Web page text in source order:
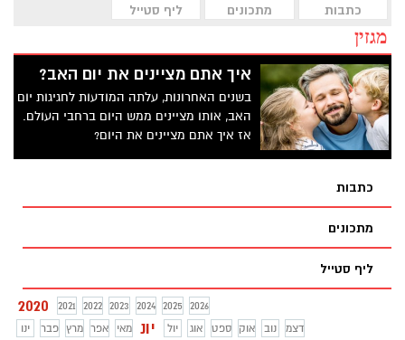
כתבות מתכונים ליף סטייל
מגזין
איך אתם מציינים את יום האב?
בשנים האחרונות, עלתה המודעות לחגיגות יום
האב, אותו מציינים ממש היום ברחבי העולם.
אז איך אתם מציינים את היום?
כתבות
מתכונים
ליף סטייל
2020 2021 2022 2023 2024 2025
2026
ינו
פבר מרץ אפר מאי יונ יול אוג ספט אוק נוב
דצמ